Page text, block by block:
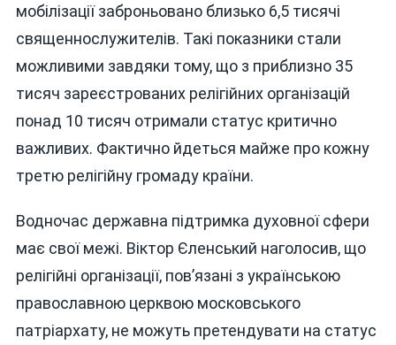
мобілізації заброньовано близько 6,5 тисячі
священнослужителів. Такі показники стали
можливими завдяки тому, що з приблизно 35
тисяч зареєстрованих релігійних організацій
понад 10 тисяч отримали статус критично
важливих. Фактично йдеться майже про кожну
третю релігійну громаду країни.
Водночас державна підтримка духовної сфери
має свої межі. Віктор Єленський наголосив, що
релігійні організації, пов’язані з українською
православною церквою московського
патріархату, не можуть претендувати на статус